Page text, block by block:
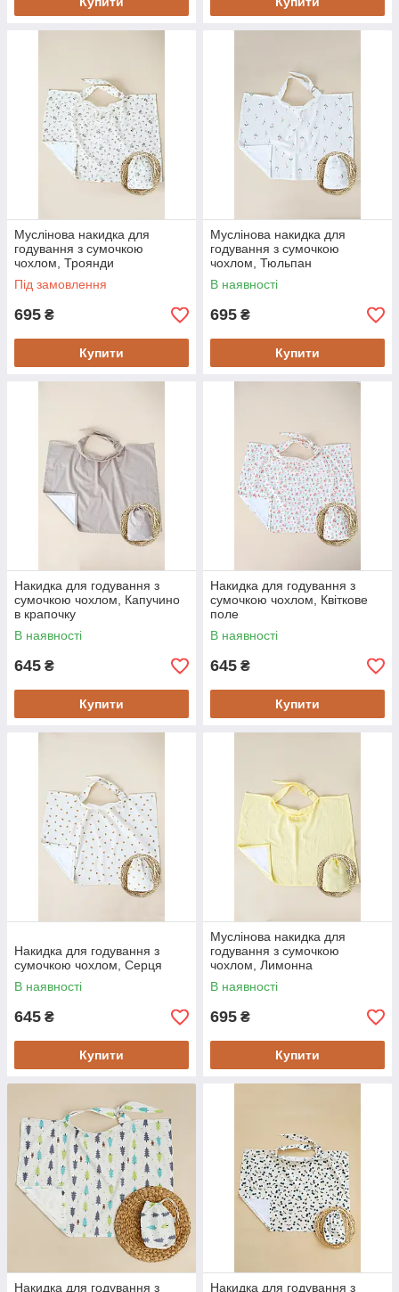
Муслінова накидка для
годування з сумочкою
чохлом, Троянди
Під замовлення
695 ₴
Купити
Муслінова накидка для
годування з сумочкою
чохлом, Тюльпан
В наявності
695 ₴
Купити
Накидка для годування з
сумочкою чохлом, Капучино
в крапочку
В наявності
645 ₴
Купити
Накидка для годування з
сумочкою чохлом, Квіткове
поле
В наявності
645 ₴
Купити
Накидка для годування з
сумочкою чохлом, Серця
В наявності
645 ₴
Купити
Муслінова накидка для
годування з сумочкою
чохлом, Лимонна
В наявності
695 ₴
Купити
Накидка для годування з
Накидка для годування з